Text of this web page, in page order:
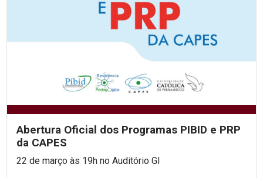
Abertura Oficial dos Programas PIBID e PRP
da CAPES
22 de março às 19h no Auditório GI